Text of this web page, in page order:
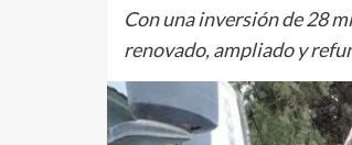
Con una inversión de 28
renovado, ampliado y